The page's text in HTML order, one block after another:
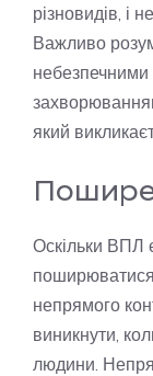
різновидів, і
Важливо
небезпечними
який
Оскільки ВПЛ
непрямого
виникнути,
людини.